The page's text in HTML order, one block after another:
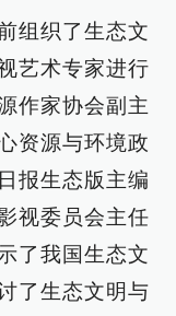
组织了生态文
艺术专家进行
作家协会副主
资源与环境政
报生态版主编
视委员会主任
了我国生态文
了生态文明与